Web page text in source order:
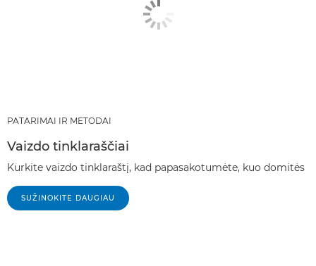
PATARIMAI IR METODAI
Vaizdo tinklaraščiai
Kurkite vaizdo tinklaraštį, kad papasakotumėte, kuo domitės
SUŽINOKITE DAUGIAU